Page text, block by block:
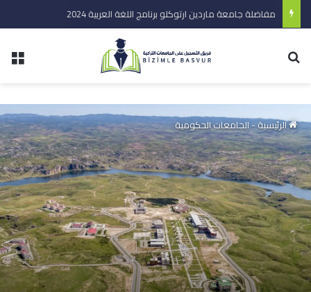
مفاضلة جامعة ماردين ارتوكلو برنامج اللغة العربية 2024
الرئيسية-الجامعات الحكومية